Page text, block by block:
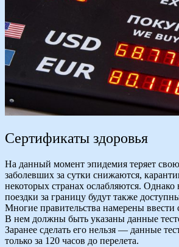
Сертификаты здоровья
На данный момент эпидемия теряет свою
заболевших за сутки снижаются,
некоторых странах ослабляются. Однако
поездки за границу будут также
Многие правительства намерены ввести
В нем должны быть указаны данные
Заранее сделать его нельзя — данные
только за 120 часов до перелета.